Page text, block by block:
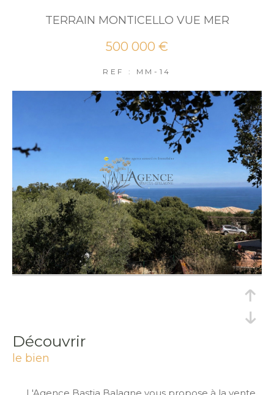
TERRAIN MONTICELLO VUE MER
500 000 €
REF : MM-14
découvrir
le bien
L'Agence Bastia Balagne vous propose à la vente,